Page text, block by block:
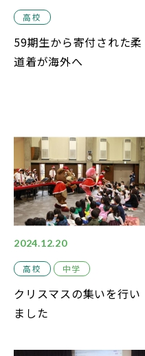
採用情報
リンク
個人情報保護方針
中学説明会
高校
59期生から寄付された柔
道着が海外へ
2024.12.20
高校 中学
クリスマスの集いを行い
ました